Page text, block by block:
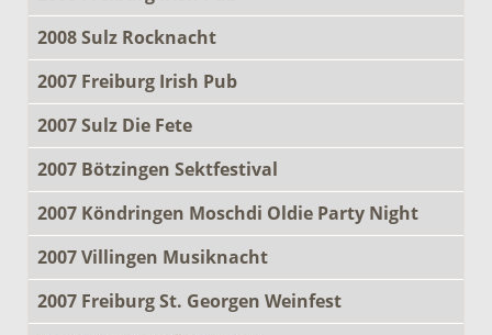
2008 Sulz Rocknacht
2007 Freiburg Irish Pub
2007 Sulz Die Fete
2007 Bötzingen Sektfestival
2007 Köndringen Moschdi Oldie Party Night
2007 Villingen Musiknacht
2007 Freiburg St. Georgen Weinfest